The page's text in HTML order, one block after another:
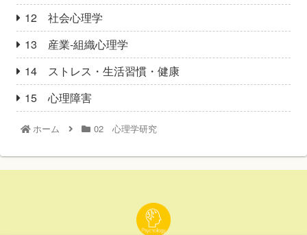
12 社会心理学
13 産業‐組織心理学
14 ストレス・生活習慣・健康
15 心理障害
ホーム 02 心理学研究